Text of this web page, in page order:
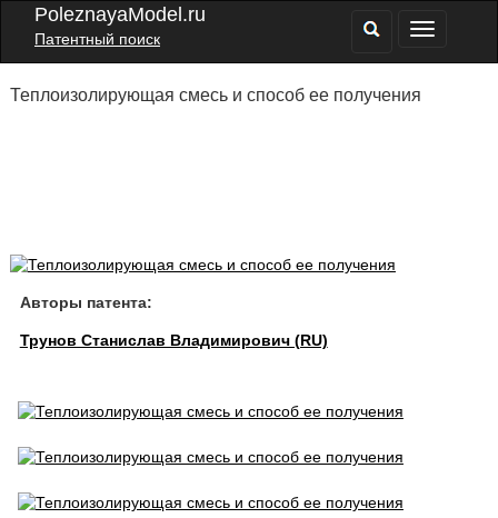
PoleznayaModel.ru
Патентный поиск
Теплоизолирующая смесь и способ ее получения
Авторы патента:
Трунов Станислав Владимирович (RU)